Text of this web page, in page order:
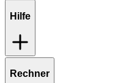
Hilfe
Rechner